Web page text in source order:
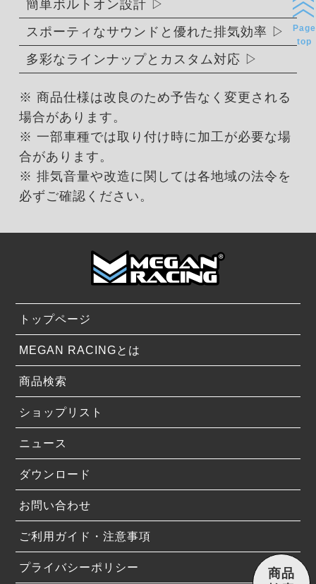
簡単ボルトオン設計
スポーティなサウンドと優れた排気効率
多彩なラインナップとカスタム対応
※ 商品仕様は改良のため予告なく変更される
場合があります。
※ 一部車種では取り付け時に加工が必要な場
合があります。
※ 排気音量や改造に関しては各地域の法令を
必ずご確認ください。
トップページ
MEGAN RACINGとは
商品検索
ショップリスト
ニュース
ダウンロード
お問い合わせ
ご利用ガイド・注意事項
プライバシーポリシー
Page
top
商品